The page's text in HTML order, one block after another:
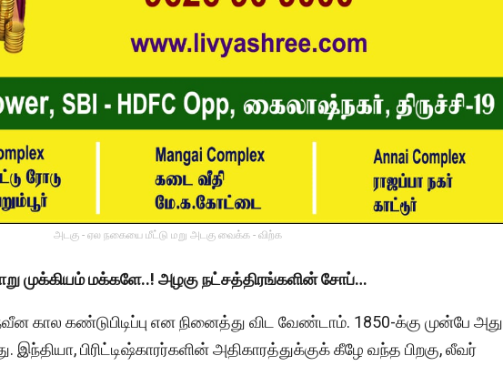
அடகு - ஏல நகையை மீட்டு மறு அடகு வைக்க - விற்க
முக்கியம் மக்களே..! அழகு நட்சத்திரங்களின் சோப்…
கால கண்டுபிடிப்பு என நினைத்து விட வேண்டாம். 1850-க்கு முன்பே அது
இந்தியா, பிரிட்டிஷ்காரர்களின் அதிகாரத்துக்குக் கீழே வந்த பிறகு, லீவர்